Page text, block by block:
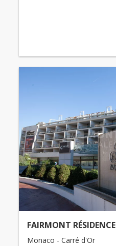
FAIRMONT
Monaco - Carré d'Or